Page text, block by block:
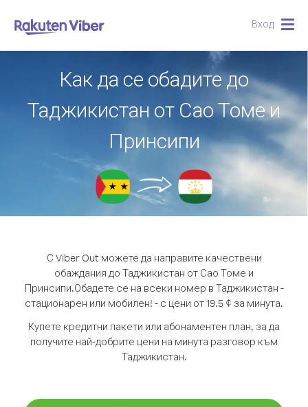
Вход
Как да се обадите до
Таджикистан от Сао Томе и
Принсипи
С Viber Out можете да направите качествени
обаждания до Таджикистан от Сао Томе и
Принсипи.Обадете се на всеки номер в Таджикистан -
стационарен или мобилен! - с цени от 19.5 ¢ за минута.
Купете кредитни пакети или абонаментен план, за да
получите най-добрите цени на минута разговор към
Таджикистан.